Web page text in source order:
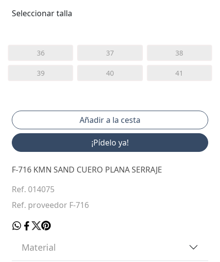
Seleccionar talla
36 37 38
39 40 41
¡Pídelo ya!
F-716 KMN SAND CUERO PLANA SERRAJE
Ref. 014075
Ref. proveedor F-716
Material